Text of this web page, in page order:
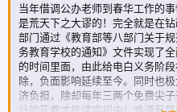
当年借调公办老师到春华工作的
是荒天下之大谬的！完全就是在
部门通过《教育部等八部门关于
务教育学校的通知》文件实现了
的时间里面，由此给电白义务阶
除，负面影响延续至今。同时也
济负担，除却每年三两个免费尖